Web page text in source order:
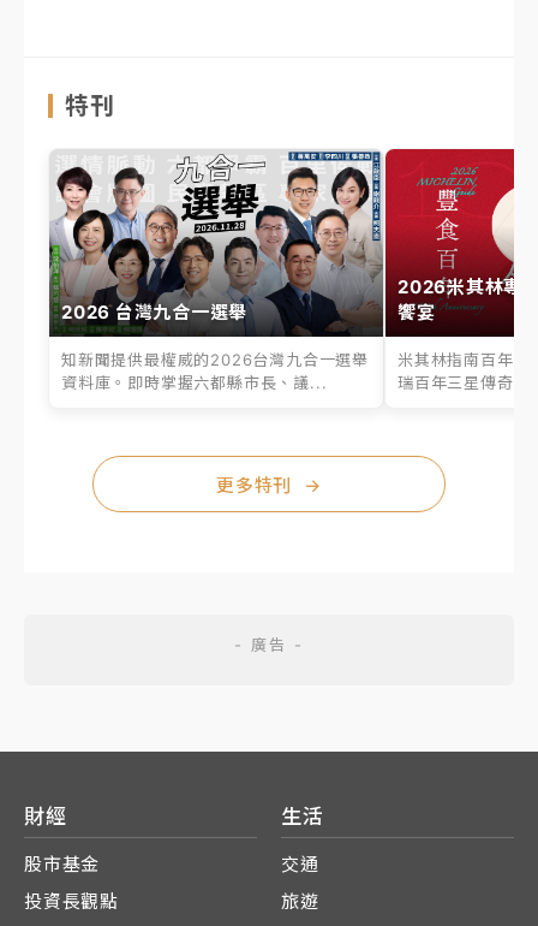
特刊
2026 台灣九合一選舉
知新聞提供最權威的2026台灣九合一選舉
資料庫。即時掌握六都縣市長、議...
2026米其林專
饗宴
米其林指南百年之
瑞百年三星傳奇、
更多特刊 →
財經
股市基金
投資長觀點
生活
交通
旅遊